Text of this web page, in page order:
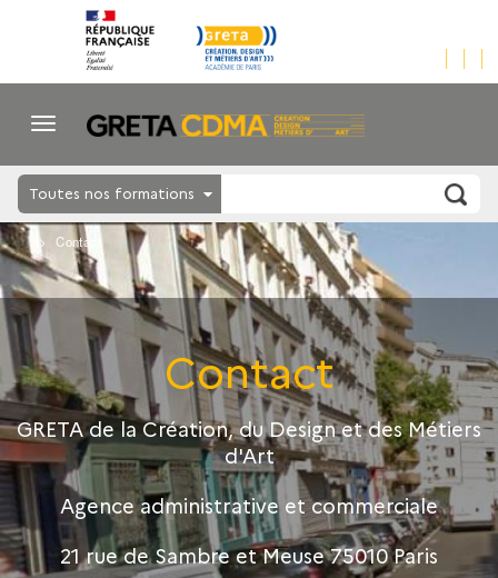
Toutes nos formations
Contact
GRETA de la Création, du Design et des Métiers
d'Art
Agence administrative et commerciale
21 rue de Sambre et Meuse 75010 Paris
Contact